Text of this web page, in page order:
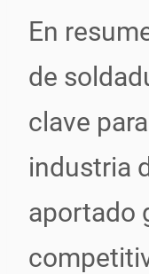
En
de
clave
industria
aportado